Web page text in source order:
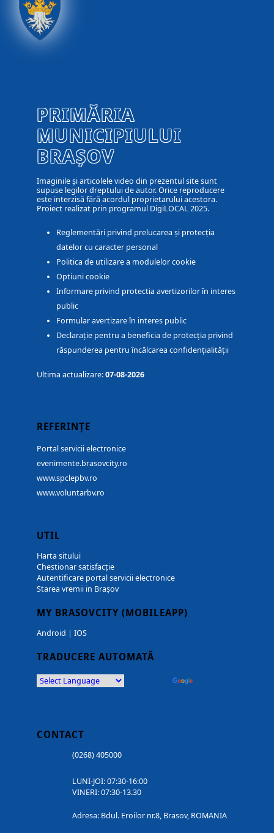
PRIMĂRIA
MUNICIPIULUI
BRAȘOV
Imaginile și articolele video din prezentul site sunt
supuse legilor dreptului de autor. Orice reproducere
este interzisă fără acordul proprietarului acestora.
Proiect realizat prin programul DigiLOCAL 2025.
Reglementări privind prelucarea și protecția
datelor cu caracter personal
Politica de utilizare a modulelor cookie
Optiuni cookie
Informare privind protectia avertizorilor în interes
public
Formular avertizare în interes public
Declarație pentru a beneficia de protecția privind
răspunderea pentru încălcarea confidențialității
Ultima actualizare:07-08-2026
REFERINȚE
Portal servicii electronice
evenimente.brasovcity.ro
www.spclepbv.ro
www.voluntarbv.ro
UTIL
Harta sitului
Chestionar satisfacție
Autentificare portal servicii electronice
Starea vremii in Brașov
MY BRASOVCITY (MOBILEAPP)
Android | IOS
TRADUCERE AUTOMATĂ
CONTACT
(0268) 405000
LUNI-JOI: 07:30-16:00
VINERI: 07:30-13.30
Adresa: Bdul. Eroilor nr.8, Brasov, ROMANIA